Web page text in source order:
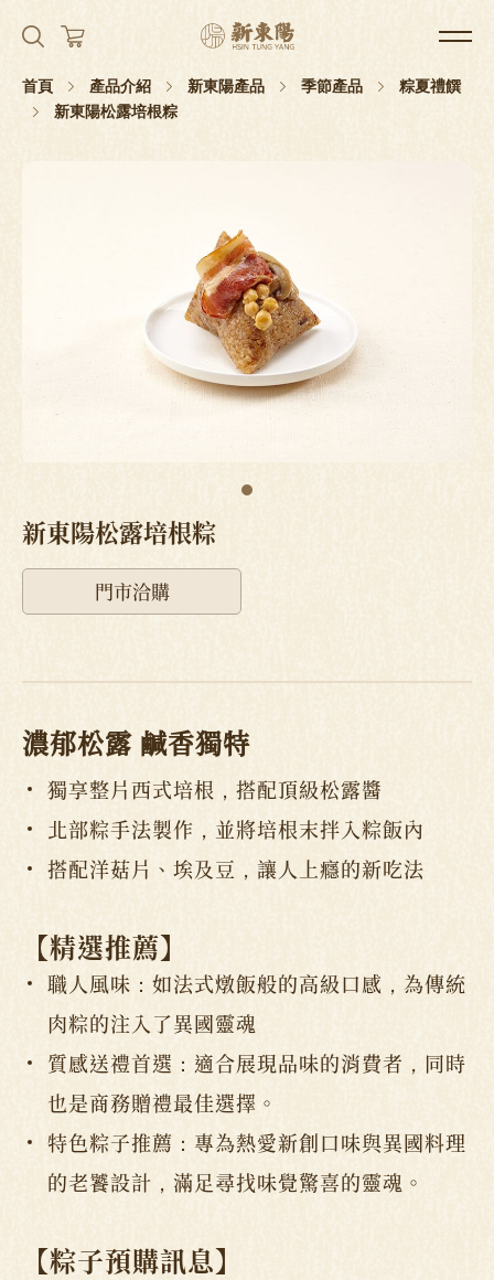
首頁 產品介紹 新東陽產品 季節產品
粽夏禮饌
新東陽松露培根粽
新東陽松露培根粽
門市洽購
濃郁松露 鹹香獨特
獨享整片西式培根，搭配頂級松露醬
北部粽手法製作，並將培根末拌入粽飯內
搭配洋菇片、埃及豆，讓人上癮的新吃法
【精選推薦】
職人風味：如法式燉飯般的高級口感，為傳統
肉粽的注入了異國靈魂
質感送禮首選：適合展現品味的消費者，同時
也是商務贈禮最佳選擇。
特色粽子推薦：專為熱愛新創口味與異國料理
的老饕設計，滿足尋找味覺驚喜的靈魂。
【粽子預購訊息】